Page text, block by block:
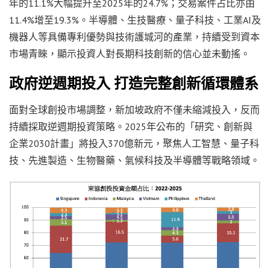
年的11.1%大幅提升至2025年的24.7%；交易案件占比亦由
11.4%增至19.3%。半導體、生技醫療、量子科技、工業AI及
機器人等具備專利優勢與技術護城河的產業，持續受到資本
市場青睞，顯示投資人對長期科技創新的信心並未動搖。
政府逆週期投入 打造完整創新循環體系
面對全球創投市場調整，新加坡政府不僅未縮減投入，反而
持續採取逆週期投資策略。2025年公布的「研究、創新與
企業2030計畫」將投入370億新元，聚焦人工智慧、量子科
技、先進製造、生物醫藥、氣候科技及半導體等戰略領域。